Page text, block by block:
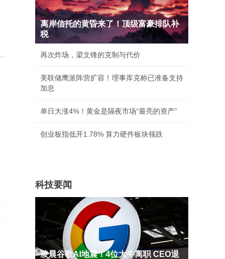
离岸信托的黄昏来了！顶级富豪排队补
税
再次炸场，梁文锋的克制与代价
美联储鹰派阵营扩容！理事库克称已准备支持
加息
单日大涨4%！黄金是隔夜市场“最亮的资产”
创业板指低开1.78% 算力硬件板块领跌
科技要闻
凌晨谷歌AI地震！4位大牛离职 CEO退